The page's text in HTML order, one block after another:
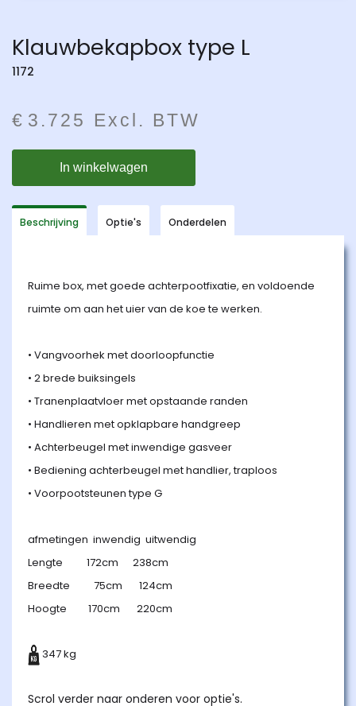
Klauwbekapbox type L
1172
€ 3.725 Excl. BTW
Beschrijving Optie's Onderdelen
Ruime box, met goede achterpootfixatie, en voldoende
ruimte om aan het uier van de koe te werken.
• Vangvoorhek met doorloopfunctie
• 2 brede buiksingels
• Tranenplaatvloer met opstaande randen
• Handlieren met opklapbare handgreep
• Achterbeugel met inwendige gasveer
• Bediening achterbeugel met handlier, traploos
• Voorpootsteunen type G
afmetingen inwendig uitwendig
Lengte 172cm 238cm
Breedte 75cm 124cm
Hoogte 170cm 220cm
347 kg
Scrol verder naar onderen voor optie's.